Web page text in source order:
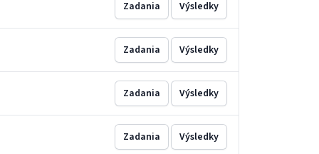
Zadania Výsledky
Zadania Výsledky
Zadania Výsledky
Zadania Výsledky